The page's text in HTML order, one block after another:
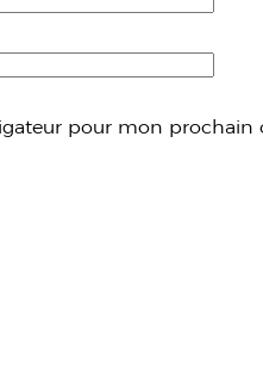
pour mon prochain